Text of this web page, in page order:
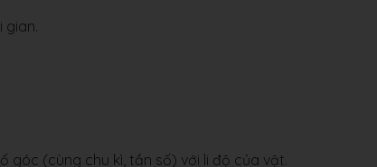
gian.
co
góc (cùng chu kì, tần số) với li độ của vật.